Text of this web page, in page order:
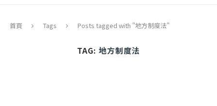
首頁 Tags Posts tagged with "地方制度法"
TAG: 地方制度法